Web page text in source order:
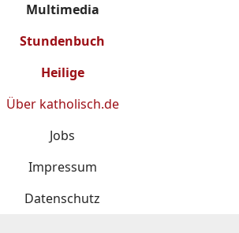
Multimedia
Stundenbuch
Heilige
Über katholisch.de
Jobs
Impressum
Datenschutz